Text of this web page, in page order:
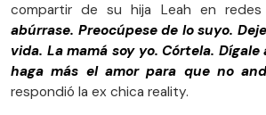
compartir de su hija Leah en redes
abúrrase. Preocúpese de lo suyo.
vida. La mamá soy yo. Córtela.
haga más el amor para que no
respondió la ex chica reality.